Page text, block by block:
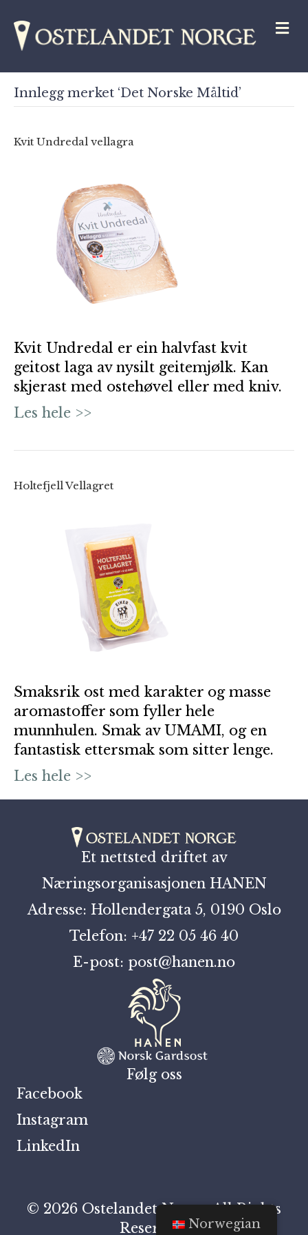
Innlegg merket ‘Det Norske Måltid’
Kvit Undredal vellagra
Kvit Undredal er ein halvfast kvit
geitost laga av nysilt geitemjølk. Kan
skjerast med ostehøvel eller med kniv.
Les hele >>
Holtefjell Vellagret
Smaksrik ost med karakter og masse
aromastoffer som fyller hele
munnhulen. Smak av UMAMI, og en
fantastisk ettersmak som sitter lenge.
Les hele >>
Et nettsted driftet av
Næringsorganisasjonen HANEN
Adresse: Hollendergata 5, 0190 Oslo
Telefon: +47 22 05 46 40
E-post: post@hanen.no
Følg oss
Facebook
Instagram
LinkedIn
© 2026 Ostelandet Norge. All Rights
Reserved. Norwegian